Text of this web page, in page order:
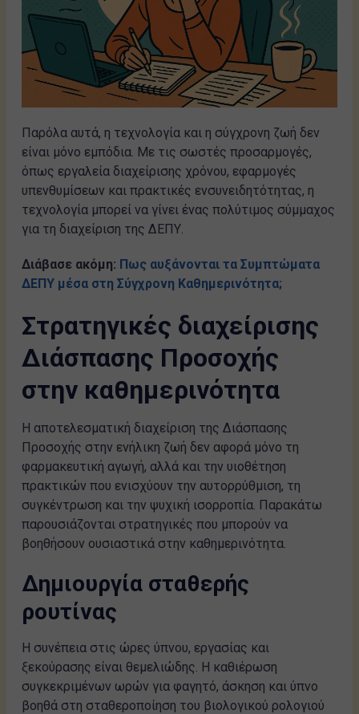
Παρόλα αυτά, η τεχνολογία και η σύγχρονη ζωή δεν
είναι μόνο εμπόδια. Με τις σωστές προσαρμογές,
όπως εργαλεία διαχείρισης χρόνου, εφαρμογές
υπενθυμίσεων και πρακτικές ενσυνειδητότητας, η
τεχνολογία μπορεί να γίνει ένας πολύτιμος σύμμαχος
για τη διαχείριση της ΔΕΠΥ.
Διάβασε ακόμη: Πως αυξάνονται τα Συμπτώματα
ΔΕΠΥ μέσα στη Σύγχρονη Καθημερινότητα;
Στρατηγικές διαχείρισης
Διάσπασης Προσοχής
στην καθημερινότητα
Η αποτελεσματική διαχείριση της Διάσπασης
Προσοχής στην ενήλικη ζωή δεν αφορά μόνο τη
φαρμακευτική αγωγή, αλλά και την υιοθέτηση
πρακτικών που ενισχύουν την αυτορρύθμιση, τη
συγκέντρωση και την ψυχική ισορροπία. Παρακάτω
παρουσιάζονται στρατηγικές που μπορούν να
βοηθήσουν ουσιαστικά στην καθημερινότητα.
Δημιουργία σταθερής
ρουτίνας
Η συνέπεια στις ώρες ύπνου, εργασίας και
ξεκούρασης είναι θεμελιώδης. Η καθιέρωση
συγκεκριμένων ωρών για φαγητό, άσκηση και ύπνο
βοηθά στη σταθεροποίηση του βιολογικού ρολογιού